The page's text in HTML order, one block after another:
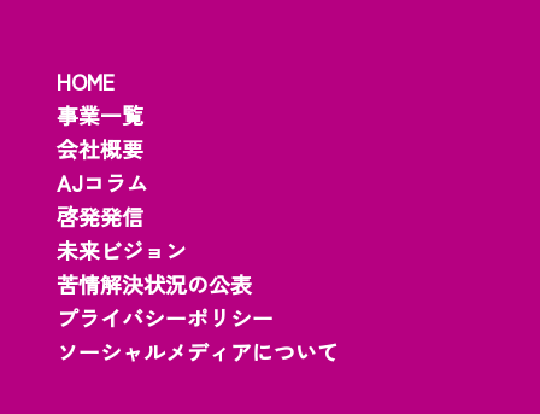
HOME
事業一覧
会社概要
AJコラム
啓発発信
未来ビジョン
苦情解決状況の公表
プライバシーポリシー
ソーシャルメディアについて